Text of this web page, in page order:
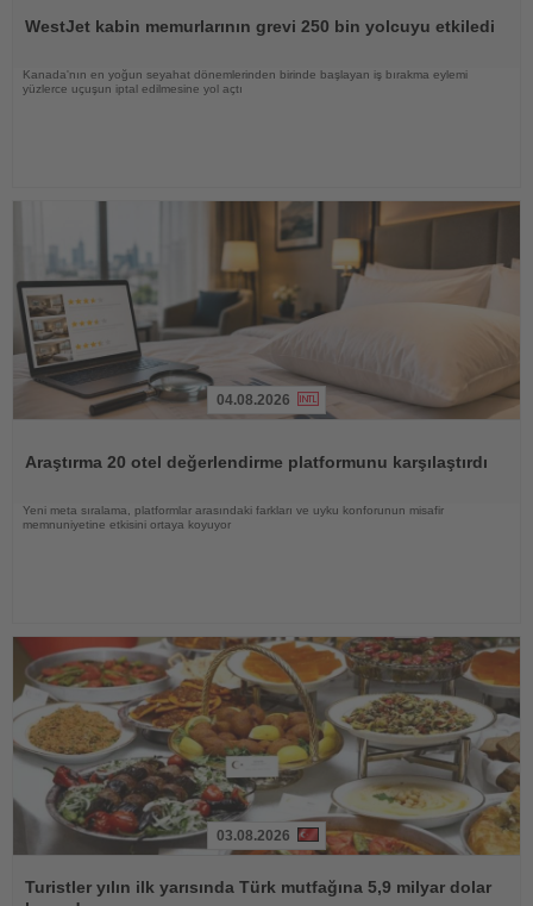
WestJet kabin memurlarının grevi 250 bin yolcuyu etkiledi
Kanada'nın en yoğun seyahat dönemlerinden birinde başlayan iş bırakma eylemi
yüzlerce uçuşun iptal edilmesine yol açtı
04.08.2026
Araştırma 20 otel değerlendirme platformunu karşılaştırdı
Yeni meta sıralama, platformlar arasındaki farkları ve uyku konforunun misafir
memnuniyetine etkisini ortaya koyuyor
Oku
03.08.2026
Turistler yılın ilk yarısında Türk mutfağına 5,9 milyar dolar